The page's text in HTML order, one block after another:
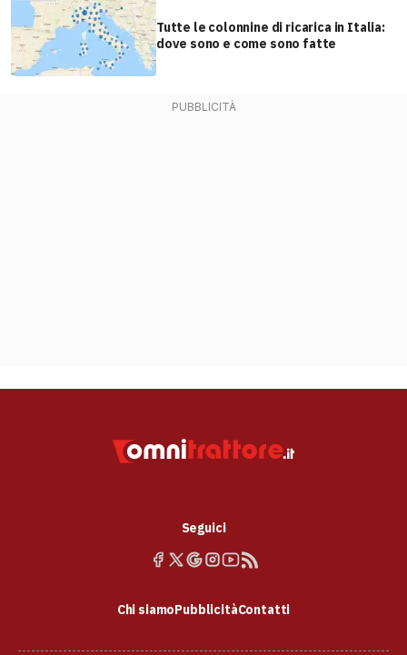
Tutte le colonnine di ricarica in Italia:
dove sono e come sono fatte
Seguici
Chi siamoPubblicitàContatti